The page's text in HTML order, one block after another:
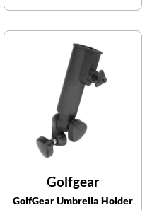
Golfgear
GolfGear Umbrella Holder